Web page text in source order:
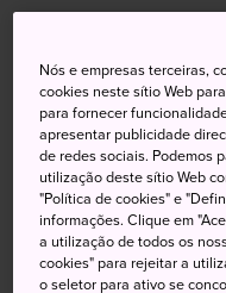
Esta rua movimentada
para passear, fazer
Okinawa ou até
vai encontrar tudo aqui
Não perca
Nós e empresas terceiras,
cookies neste sítio Web
para fornecer
apresentar publicidade
de redes sociais. Podemos
utilização deste sítio Web
"Política de cookies" e
informações. Clique em
a utilização de todos os
cookies" para rejeitar a
o seletor para ativo se